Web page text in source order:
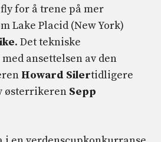
for å trene på mer
Lake Placid (New York)
. Det tekniske
ansettelsen av den
Howard Silertidligere
østerrikeren Sepp